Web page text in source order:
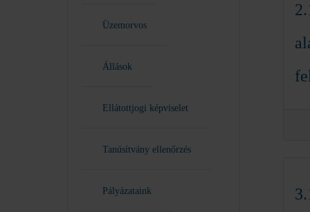
Üzemorvos
Állások
Ellátottjogi képviselet
Tanúsítvány ellenőrzés
Pályázataink